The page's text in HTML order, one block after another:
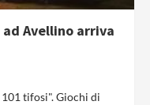
ad Avellino arriva
tifosi". Giochi di